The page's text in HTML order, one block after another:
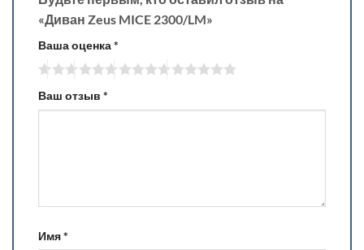
«Диван Zeus MICE 2300/LM»
Ваша оценка*
Ваш отзыв *
Имя*